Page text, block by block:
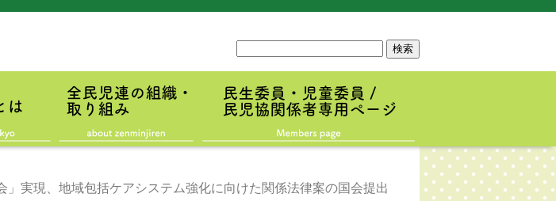
内
検
」実現、地域包括ケアシステム強化に向けた関係法律案の国会提出